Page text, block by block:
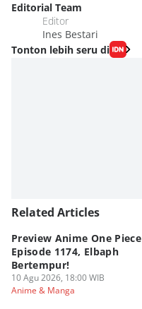
Editorial Team
Editor
Ines Bestari
Tonton lebih seru di
Related Articles
Preview Anime One Piece
Episode 1174, Elbaph
Bertempur!
10 Agu 2026, 18:00 WIB
Anime & Manga